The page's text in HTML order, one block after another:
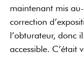
maintenant mis
correction
l’obturateur, donc
accessible. C’était